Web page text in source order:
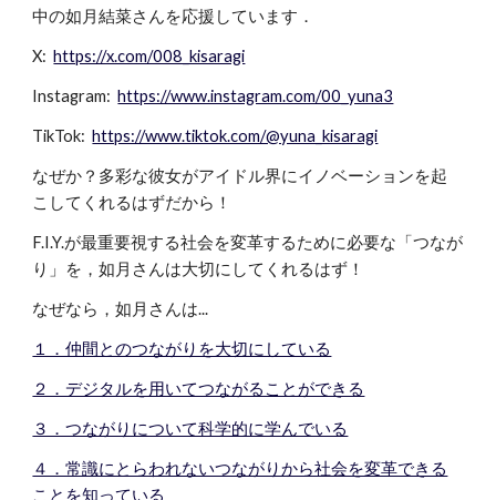
中の如月結菜さんを応援しています．
X:https://x.com/008_kisaragi
Instagram:https://www.instagram.com/00_yuna3
TikTok:https://www.tiktok.com/@yuna_kisaragi
なぜか？多彩な彼女がアイドル界にイノベーションを起
こしてくれるはずだから！
F.I.Y.が最重要視する社会を変革するために必要な「つなが
り」を，如月さんは大切にしてくれるはず！
なぜなら，如月さんは...
１．仲間とのつながりを大切にしている
２．デジタルを用いてつながることができる
３．つながりについて科学的に学んでいる
４．常識にとらわれないつながりから社会を変革できる
ことを知っている